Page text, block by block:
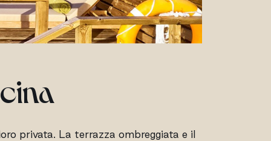
privata. La terrazza ombreggiata e il